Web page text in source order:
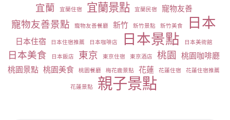
宜蘭 宜蘭住宿 宜蘭景點 宜蘭民宿 寵物友善
寵物友善景點 寵物友善餐廳 新竹 新竹景點 新竹美食 日本
日本住宿 日本住宿推薦 日本咖啡店 日本景點 日本美術館
日本美食 日本飯店 東京 東京住宿 東京酒店 桃園
桃園咖啡廳
桃園景點 桃園美食 桃園餐廳 梅花鹿景點 花蓮 花蓮住宿 花蓮住宿推薦
花蓮景點 親子景點